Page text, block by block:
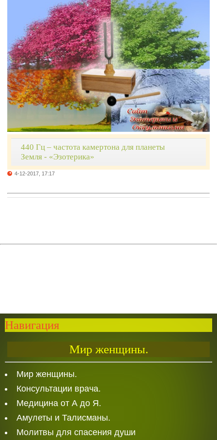
440 Гц – частота камертона для планеты
Земля - «Эзотерика»
4-12-2017, 17:17
Навигация
Мир женщины.
Мир женщины.
Консультации врача.
Медицина от А до Я.
Амулеты и Талисманы.
Молитвы для спасения души